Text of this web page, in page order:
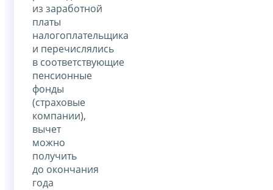
из заработной
платы
налогоплательщика
и перечислялись
в соответствующие
пенсионные
фонды
(страховые
компании),
вычет
можно
получить
до окончания
года